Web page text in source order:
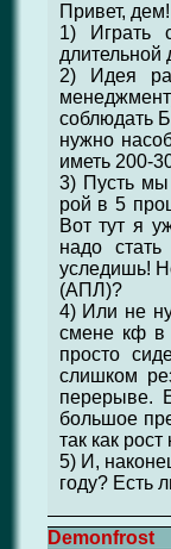
Привет,
1) Играть
длительной
2) Идея
соблюдать
нужно
иметь 200-
3) Пусть мы
рой в 5
Вот тут я
надо
уследишь!
(АПЛ)?
4) Или не
смене кф в
просто
слишком
перерыве.
большое
так как
5) И,
году? Есть
Demonfrost